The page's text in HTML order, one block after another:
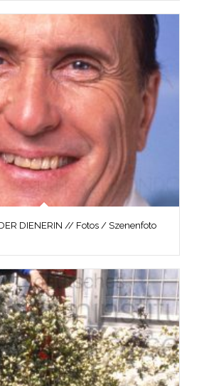
DER DIENERIN // Fotos / Szenenfoto